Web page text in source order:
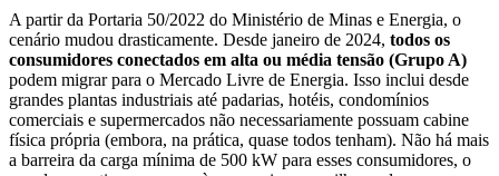
A partir da Portaria 50/2022 do Ministério de Minas e Energia, o
cenário mudou drasticamente. Desde janeiro de 2024, todos os
consumidores conectados em alta ou média tensão (Grupo A)
podem migrar para o Mercado Livre de Energia. Isso inclui desde
grandes plantas industriais até padarias, hotéis, condomínios
comerciais e supermercados não necessariamente possuam cabine
física própria (embora, na prática, quase todos tenham). Não há mais
a barreira da carga mínima de 500 kW para esses consumidores, o